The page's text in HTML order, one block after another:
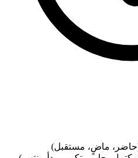
ماضٍ، مستقبل)